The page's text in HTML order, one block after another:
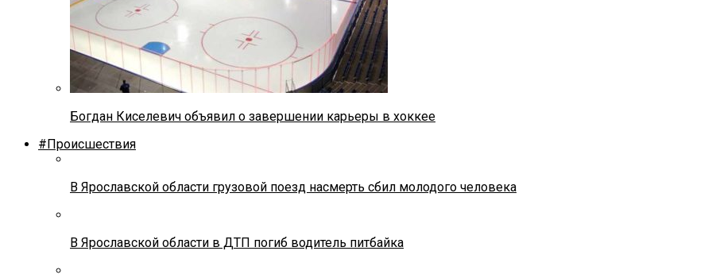
Богдан Киселевич объявил о завершении карьеры в хоккее
#Происшествия
В Ярославской области грузовой поезд насмерть сбил молодого человека
В Ярославской области в ДТП погиб водитель питбайка